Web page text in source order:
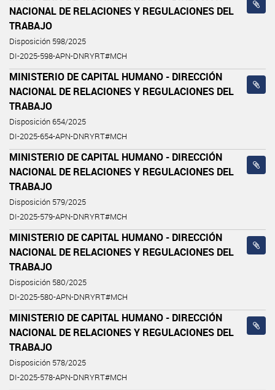
NACIONAL DE RELACIONES Y REGULACIONES DEL
TRABAJO
Disposición 598/2025
DI-2025-598-APN-DNRYRT#MCH
MINISTERIO DE CAPITAL HUMANO - DIRECCIÓN
NACIONAL DE RELACIONES Y REGULACIONES DEL
TRABAJO
Disposición 654/2025
DI-2025-654-APN-DNRYRT#MCH
MINISTERIO DE CAPITAL HUMANO - DIRECCIÓN
NACIONAL DE RELACIONES Y REGULACIONES DEL
TRABAJO
Disposición 579/2025
DI-2025-579-APN-DNRYRT#MCH
MINISTERIO DE CAPITAL HUMANO - DIRECCIÓN
NACIONAL DE RELACIONES Y REGULACIONES DEL
TRABAJO
Disposición 580/2025
DI-2025-580-APN-DNRYRT#MCH
MINISTERIO DE CAPITAL HUMANO - DIRECCIÓN
NACIONAL DE RELACIONES Y REGULACIONES DEL
TRABAJO
Disposición 578/2025
DI-2025-578-APN-DNRYRT#MCH